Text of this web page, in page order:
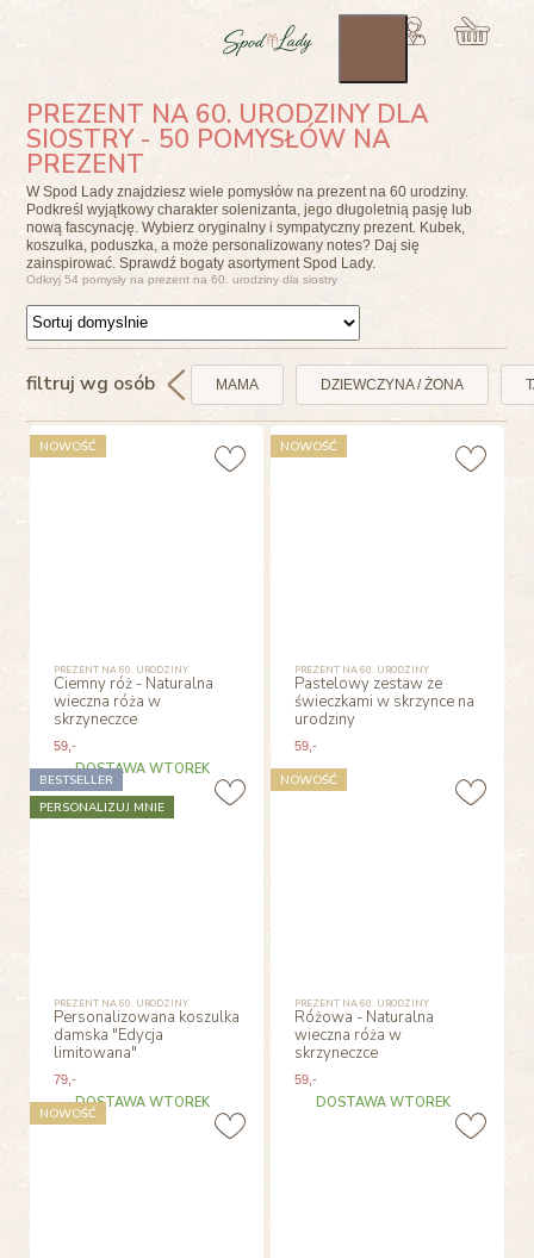
PREZENT NA 60. URODZINY DLA
SIOSTRY - 50 POMYSŁÓW NA
PREZENT
W Spod Lady znajdziesz wiele pomysłów na prezent na 60 urodziny.
Podkreśl wyjątkowy charakter solenizanta, jego długoletnią pasję lub
nową fascynację. Wybierz oryginalny i sympatyczny prezent. Kubek,
koszulka, poduszka, a może personalizowany notes? Daj się
zainspirować. Sprawdź bogaty asortyment Spod Lady.
Odkryj 54 pomysły na prezent na 60. urodziny dla siostry
filtruj wg osób MAMA DZIEWCZYNA / ŻONA
PREZENT NA 60. URODZINY
Ciemny róż - Naturalna
wieczna róża w
skrzyneczce
59,-
DOSTAWA WTOREK
NOWOŚĆ
PREZENT NA 60. URODZINY
Pastelowy zestaw ze
świeczkami w skrzynce na
urodziny
59 ,-
NOWOŚĆ
PREZENT NA 60. URODZINY
Personalizowana koszulka
damska "Edycja
limitowana"
79,-
DOSTAWA WTOREK
BESTSELLER
PERSONALIZUJ MNIE
PREZENT NA 60. URODZINY
Różowa - Naturalna
wieczna róża w
skrzyneczce
59 ,-
DOSTAWA WTOREK
NOWOŚĆ
NOWOŚĆ